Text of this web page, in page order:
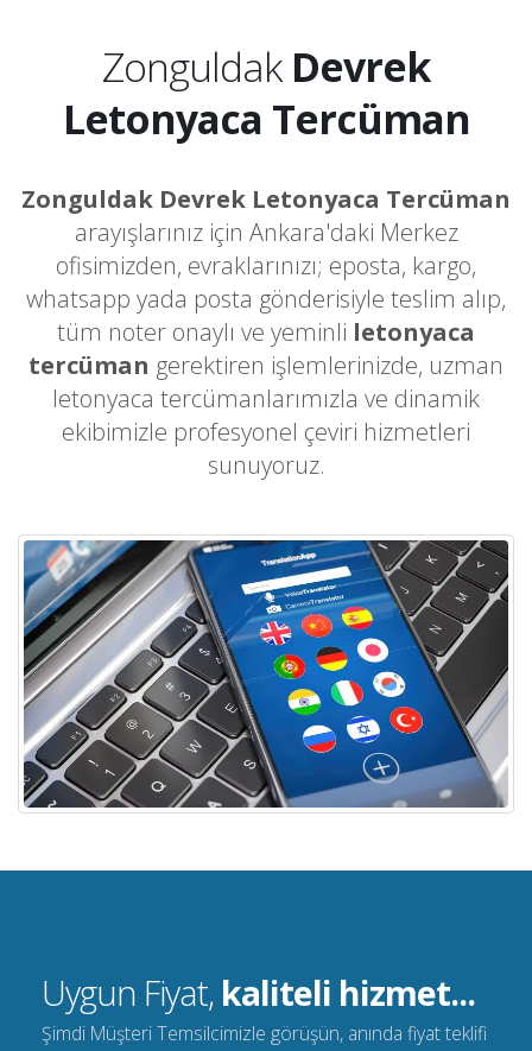
ZonguldakDevrek
Letonyaca Tercüman
Zonguldak Devrek Letonyaca Tercüman
arayışlarınız için Ankara'daki Merkez
ofisimizden, evraklarınızı; eposta, kargo,
whatsapp yada posta gönderisiyle teslim alıp,
tüm noter onaylı ve yeminli letonyaca
tercüman gerektiren işlemlerinizde, uzman
letonyaca tercümanlarımızla ve dinamik
ekibimizle profesyonel çeviri hizmetleri
sunuyoruz.
Uygun Fiyat, kaliteli hizmet...
Şimdi Müşteri Temsilcimizle görüşün, anında fiyat teklifi